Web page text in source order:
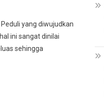
yang diwujudkan
ini sangat dinilai
sehingga